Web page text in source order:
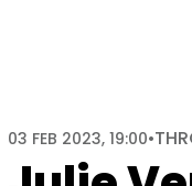
03 FEB 2023, 19:00•